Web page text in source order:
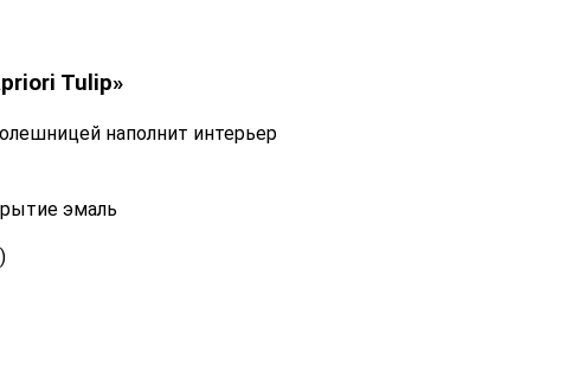
Tulip»
наполнит интерьер
эмаль